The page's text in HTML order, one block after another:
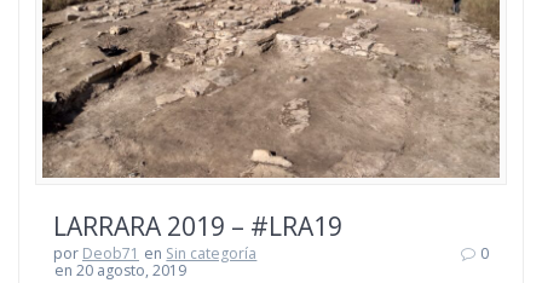
LARRARA 2019 – #LRA19
por Deob71 en Sin categoría
en 20 agosto, 2019
0